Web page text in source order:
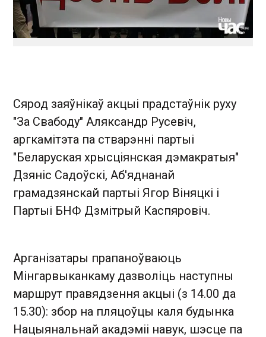
Сярод заяўнікаў акцыі прадстаўнік руху
"За Свабоду" Аляксандр Русевіч,
аргкамітэта па стварэнні партыі
"Беларуская хрысціянская дэмакратыя"
Дзяніс Садоўскі, Аб'яднанай
грамадзянскай партыі Ягор Віняцкі і
Партыі БНФ Дзмітрый Каспяровіч.
Арганізатары прапаноўваюць
Мінгарвыканкаму дазволіць наступны
маршрут правядзення акцыі (з 14.00 да
15.30): збор на пляцоўцы каля будынка
Нацыянальнай акадэміі навук, шэсце па